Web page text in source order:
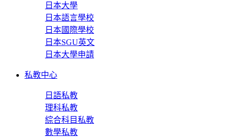
日本大學
日本語言學校
日本國際學校
日本SGU英文
日本大學申請
私教中心
日語私教
理科私教
綜合科目私教
數學私教